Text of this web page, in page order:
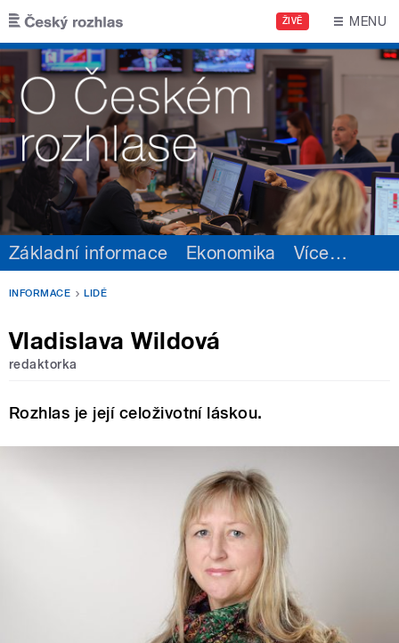
Přejít k hlavnímu obsahu
ŽIVĚ MENU
Základní informace Ekonomika Více…
INFORMACE LIDÉ
Vladislava Wildová
redaktorka
Rozhlas je její celoživotní láskou.